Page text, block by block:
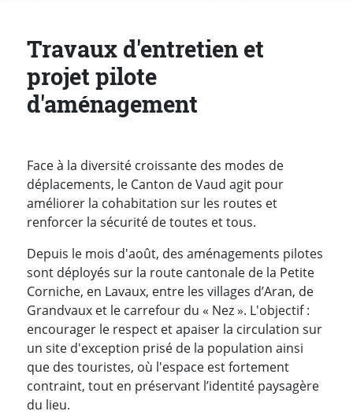
Travaux d'entretien et
projet pilote
d'aménagement
Face à la diversité croissante des modes de
déplacements, le Canton de Vaud agit pour
améliorer la cohabitation sur les routes et
renforcer la sécurité de toutes et tous.
Depuis le mois d'août, des aménagements pilotes
sont déployés sur la route cantonale de la Petite
Corniche, en Lavaux, entre les villages d’Aran, de
Grandvaux et le carrefour du « Nez ». L'objectif :
encourager le respect et apaiser la circulation sur
un site d'exception prisé de la population ainsi
que des touristes, où l'espace est fortement
contraint, tout en préservant l’identité paysagère
du lieu.